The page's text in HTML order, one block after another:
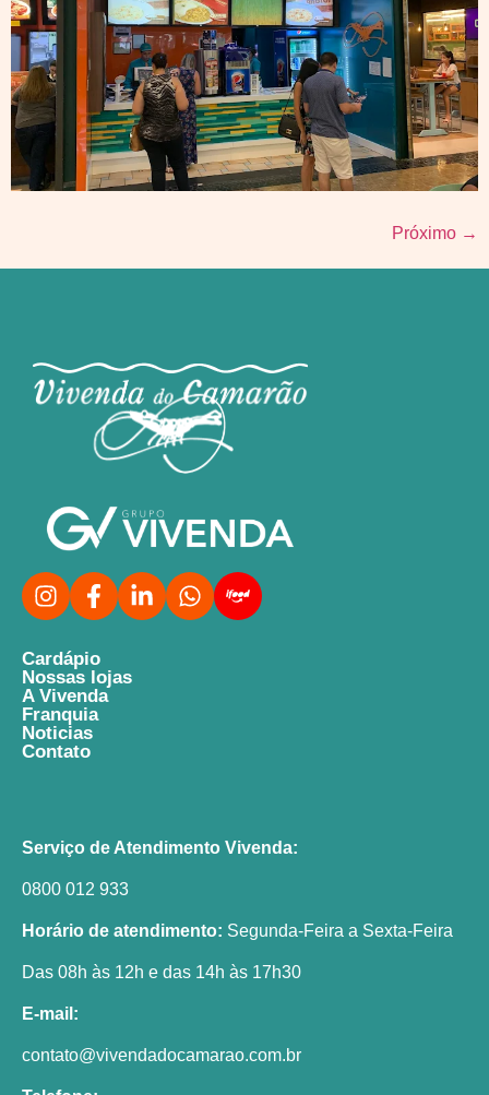
Próximo →
Cardápio
Nossas lojas
A Vivenda
Franquia
Noticias
Contato
Serviço de Atendimento Vivenda:
0800 012 933
Horário de atendimento: Segunda-Feira a Sexta-Feira
Das 08h às 12h e das 14h às 17h30
E-mail:
contato@vivendadocamarao.com.br